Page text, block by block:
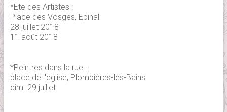
*Ete des Artistes :
Place des Vosges, Epinal
28 juillet 2018
11 août 2018
*Peintres dans la rue :
place de l'eglise, Plombières-les-Bains
dim. 29 juillet